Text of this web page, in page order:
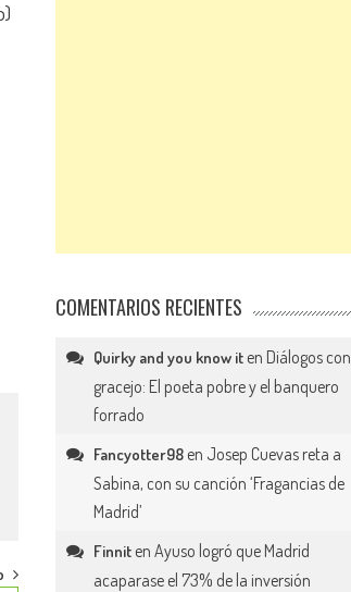
COMENTARIOS RECIENTES
Quirky and you know it en Diálogos con
gracejo: El poeta pobre y el banquero
forrado
Fancyotter98 en Josep Cuevas reta a
Sabina, con su canción ‘Fragancias de
Madrid’
Finnit enAyuso logró que Madrid
acaparase el 73% de la inversión